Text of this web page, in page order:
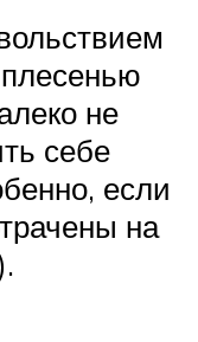
не
себе
если
на